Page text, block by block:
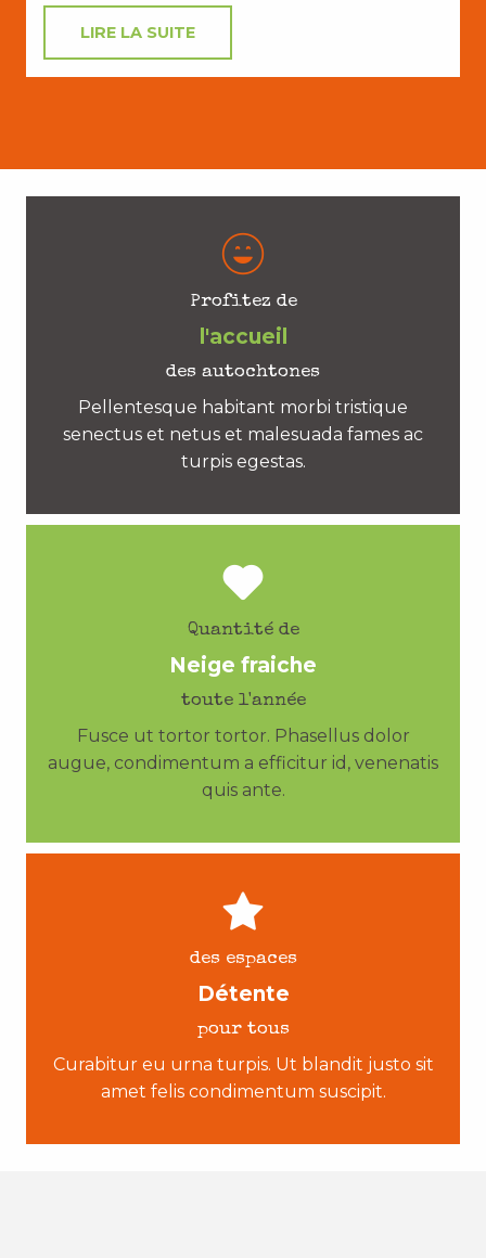
LIRE LA SUITE
Profitez de
l'accueil
des autochtones
Pellentesque habitant morbi tristique
senectus et netus et malesuada fames ac
turpis egestas.
Quantité de
Neige fraiche
toute l'année
Fusce ut tortor tortor. Phasellus dolor
augue, condimentum a efficitur id, venenatis
quis ante.
des espaces
Détente
pour tous
Curabitur eu urna turpis. Ut blandit justo sit
amet felis condimentum suscipit.